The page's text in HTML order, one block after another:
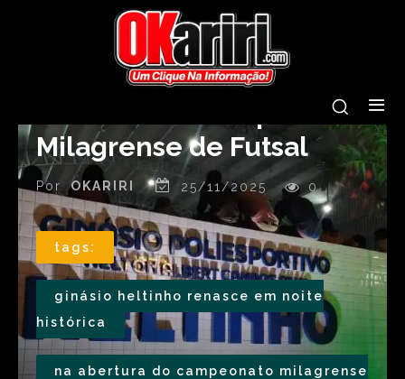
Ginásio Heltinho renasce
em noite histórica na
abertura do Campeonato
Milagrense de Futsal
Por OKARIRI 25/11/2025 0
tags:
ginásio heltinho renasce em noite
histórica
na abertura do campeonato milagrense